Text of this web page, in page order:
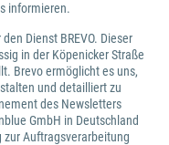
informieren.
Dienst BREVO. Dieser
in der Köpenicker Straße
Brevo ermöglicht es uns,
und detailliert zu
des Newsletters
GmbH in Deutschland
Auftragsverarbeitung